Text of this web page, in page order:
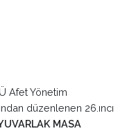
Afet Yönetim
düzenlenen 26.ıncı
MASA